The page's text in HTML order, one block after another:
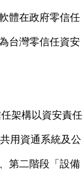
體在政府零信任
台灣零信任資安
架構以資安責任
用資通系統及公
第二階段「設備